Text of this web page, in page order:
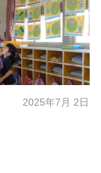
2025年7月 2日